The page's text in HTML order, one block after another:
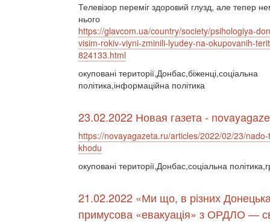
Телевізор переміг здоровий глузд, але тепер
нього
https://glavcom.ua/country/society/psihologiya-
visim-rokiv-viyni-zminili-lyudey-na-okupovanih-
824133.html
окуповані території,Донбас,біженці,соціальна
політика,інформаційна політика
23.02.2022 Новая газета -
https://novayagazeta.ru/articles/2022/02/23/
khodu
окуповані території,Донбас,соціальна
21.02.2022 «Ми що, в різних
примусова «евакуація» з ОРДЛО —